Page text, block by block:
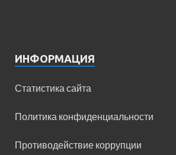
ИНФОРМАЦИЯ
Статистика сайта
Политика конфиденциальности
Противодействие коррупции